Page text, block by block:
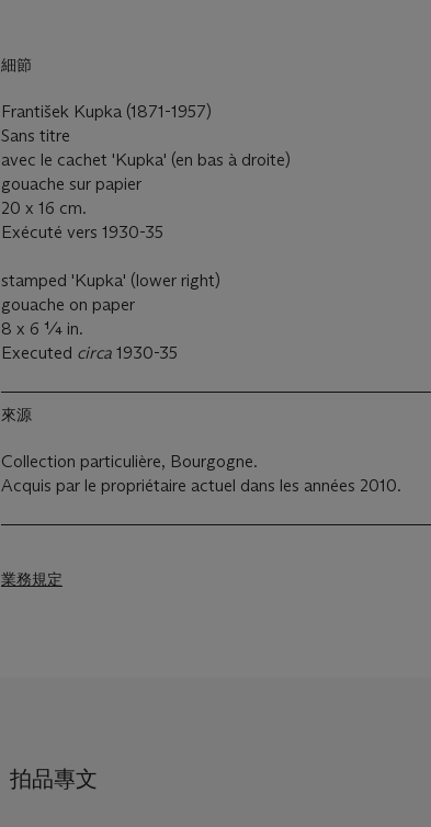
細節
František Kupka (1871-1957)
Sans titre
avec le cachet 'Kupka' (en bas à droite)
gouache sur papier
20 x 16 cm.
Exécuté vers 1930-35
stamped 'Kupka' (lower right)
gouache on paper
8 x 6 ¼ in.
Executed circa 1930-35
來源
Collection particulière, Bourgogne.
Acquis par le propriétaire actuel dans les années 2010.
業務規定
拍品專文